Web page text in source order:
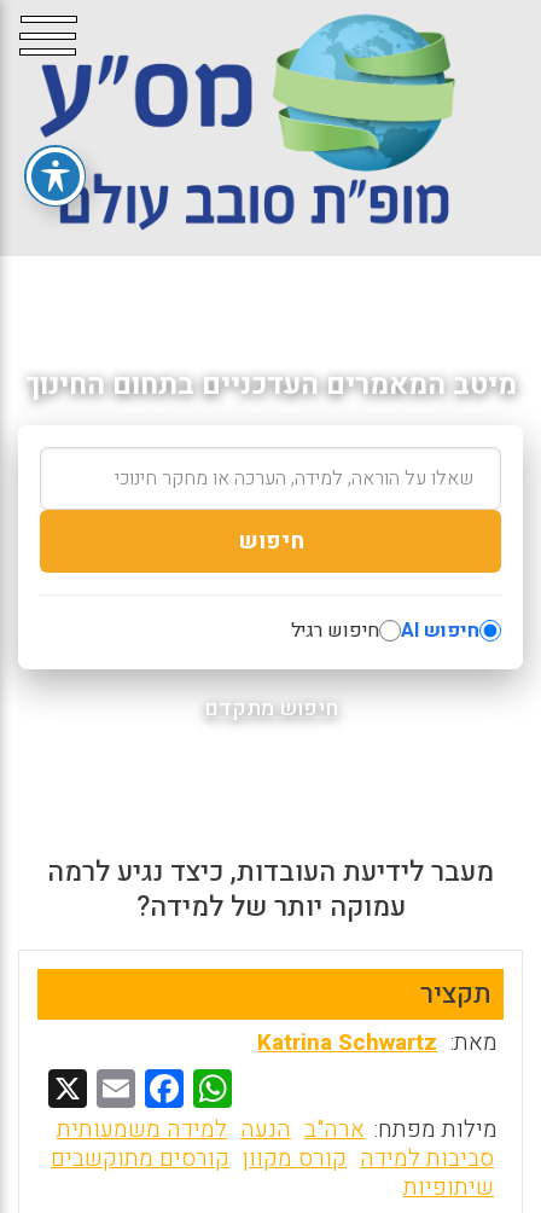
מיטב המאמרים העדכניים בתחום החינוך
חיפוש
חיפוש AI חיפוש רגיל
חיפוש מתקדם
מעבר לידיעת העובדות, כיצד נגיע לרמה
עמוקה יותר של למידה?
תקציר
מאת: Katrina Schwartz
W
h
at
F
a
ce
E
m
ai
מילות מפתח: ארה"ב הנעה למידה משמעותית
סביבות למידה קורס מקוון קורסים מתוקשבים
שיתופיות